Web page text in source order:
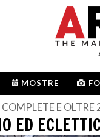
MOSTRE
E
ED